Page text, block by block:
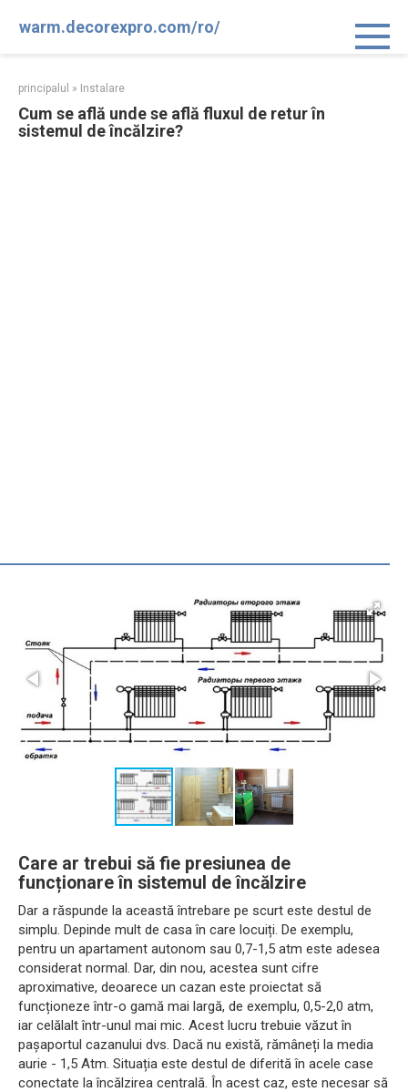
warm.decorexpro.com/ro/
principalul » Instalare
Cum se află unde se află fluxul de retur în
sistemul de încălzire?
Care ar trebui să fie presiunea de
funcționare în sistemul de încălzire
Dar a răspunde la această întrebare pe scurt este destul de
simplu. Depinde mult de casa în care locuiți. De exemplu,
pentru un apartament autonom sau 0,7-1,5 atm este adesea
considerat normal. Dar, din nou, acestea sunt cifre
aproximative, deoarece un cazan este proiectat să
funcționeze într-o gamă mai largă, de exemplu, 0,5-2,0 atm,
iar celălalt într-unul mai mic. Acest lucru trebuie văzut în
pașaportul cazanului dvs. Dacă nu există, rămâneți la media
aurie - 1,5 Atm. Situația este destul de diferită în acele case
conectate la încălzirea centrală. În acest caz, este necesar să